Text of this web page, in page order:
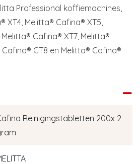
Professional koffiemachines,
XT4, Melitta® Cafina® XT5,
Cafina® XT7, Melitta®
CT8 en Melitta® Cafina®
Reinigingstabletten 200x 2